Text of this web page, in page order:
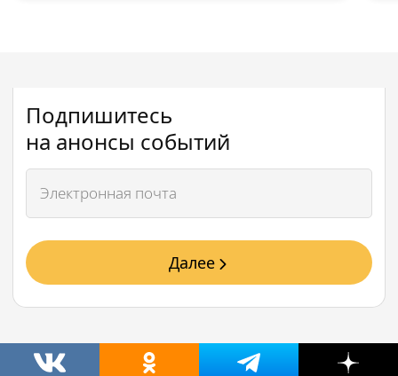
Подпишитесь
на анонсы событий
Далее